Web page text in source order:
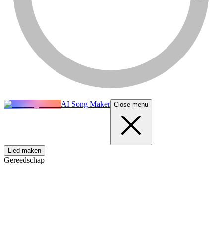
AI Song Maker Close menu
Lied maken
Gereedschap